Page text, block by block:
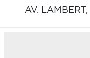
AV. LAMBERT,